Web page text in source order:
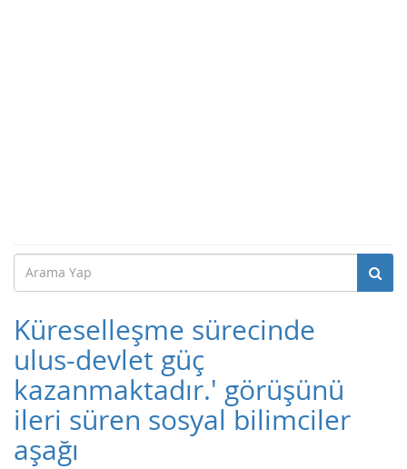
Küreselleşme sürecinde
ulus-devlet güç
kazanmaktadır.' görüşünü
ileri süren sosyal bilimciler
aşağı